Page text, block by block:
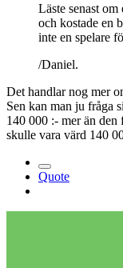
Läste senast
och kostade en
inte en spelare
/Daniel.
Det handlar nog mer
Sen kan man ju fråga
140 000 :- mer än den
skulle vara värd 140
Quote